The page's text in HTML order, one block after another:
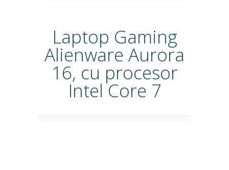
Laptop Gaming
Alienware Aurora
16, cu procesor
Intel Core 7